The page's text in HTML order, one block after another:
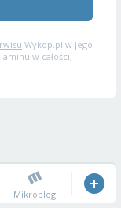
Wykop.pl w jego
w całości,
Mikroblog